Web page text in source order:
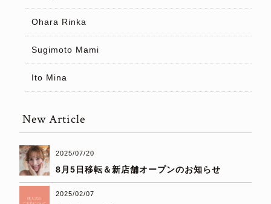
Ohara Rinka
Sugimoto Mami
Ito Mina
New Article
2025/07/20
8月5日移転＆新店舗オープンのお知らせ
2025/02/07